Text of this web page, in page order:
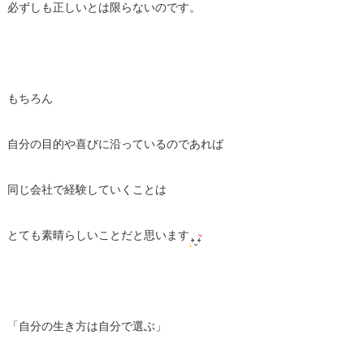
必ずしも正しいとは限らないのです。
もちろん
自分の目的や喜びに沿っているのであれば
同じ会社で経験していくことは
とても素晴らしいことだと思います
「自分の生き方は自分で選ぶ」